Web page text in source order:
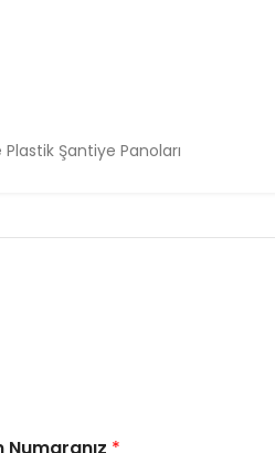
Şantiye Panoları